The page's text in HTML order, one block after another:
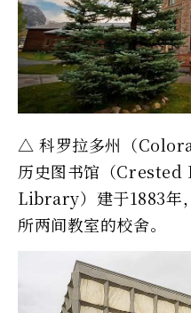
△ 科罗拉多州（
历史图书馆（
Library）建于1883年
所两间教室的校舍。